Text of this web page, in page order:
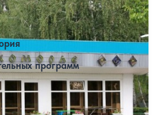
программ
Крытый бассейн
мест на выбранные даты
вариант